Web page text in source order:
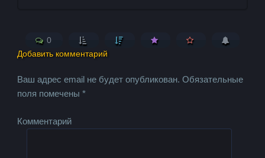
0
Добавить комментарий
Ваш адрес email не будет опубликован. Обязательные
поля помечены*
Комментарий